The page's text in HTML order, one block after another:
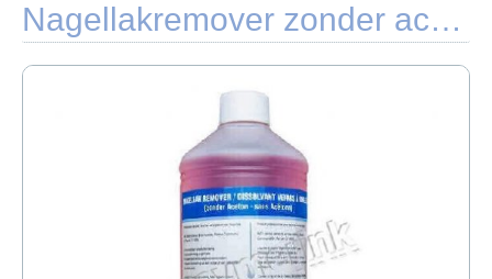
Nagellakremover zonder aceton 1000ml